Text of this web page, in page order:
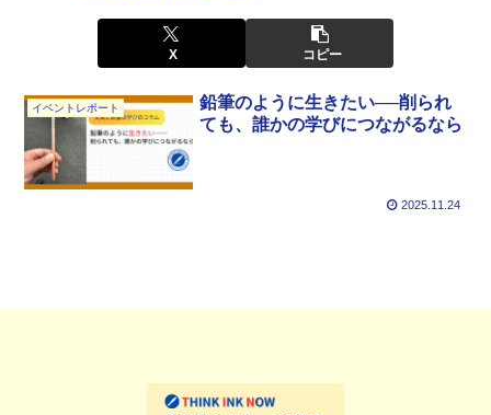
X コピー
イベントレポート
鉛筆のように生きたい──削られ
ても、誰かの学びにつながるなら
2025.11.24